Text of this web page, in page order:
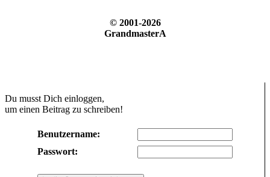
© 2001-2026
GrandmasterA
Du musst Dich einloggen,
um einen Beitrag zu schreiben!
Benutzername:
Passwort: